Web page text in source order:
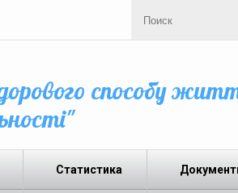
способу
Статистика